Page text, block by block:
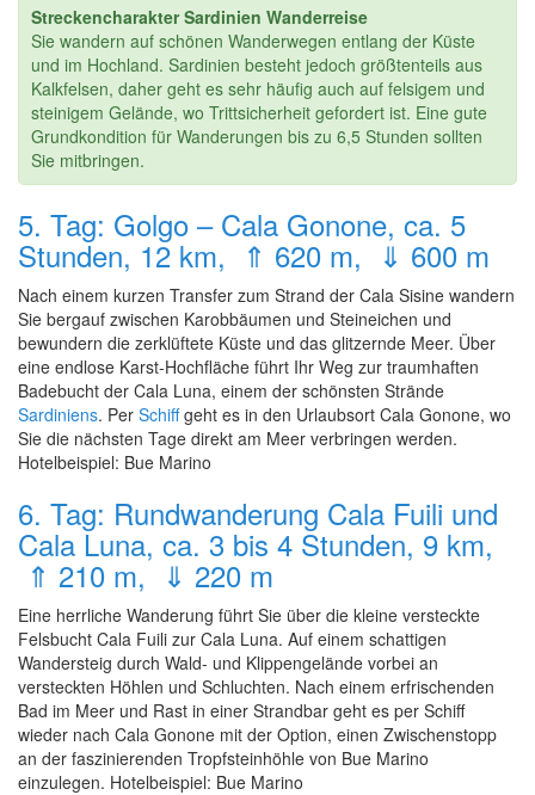
Streckencharakter Sardinien Wanderreise
Sie wandern auf schönen Wanderwegen entlang der Küste
und im Hochland. Sardinien besteht jedoch größtenteils aus
Kalkfelsen, daher geht es sehr häufig auch auf felsigem und
steinigem Gelände, wo Trittsicherheit gefordert ist. Eine gute
Grundkondition für Wanderungen bis zu 6,5 Stunden sollten
Sie mitbringen.
5. Tag: Golgo – Cala Gonone, ca. 5
Stunden, 12 km, ⇑ 620 m, ⇓ 600 m
Nach einem kurzen Transfer zum Strand der Cala Sisine wandern
Sie bergauf zwischen Karobbäumen und Steineichen und
bewundern die zerklüftete Küste und das glitzernde Meer. Über
eine endlose Karst-Hochfläche führt Ihr Weg zur traumhaften
Badebucht der Cala Luna, einem der schönsten Strände
Sardiniens. Per Schiffgeht es in den Urlaubsort Cala Gonone, wo
Sie die nächsten Tage direkt am Meer verbringen werden.
Hotelbeispiel: Bue Marino
6. Tag: Rundwanderung Cala Fuili und
Cala Luna, ca. 3 bis 4 Stunden, 9 km,
⇑ 210 m, ⇓ 220 m
Eine herrliche Wanderung führt Sie über die kleine versteckte
Felsbucht Cala Fuili zur Cala Luna. Auf einem schattigen
Wandersteig durch Wald- und Klippengelände vorbei an
versteckten Höhlen und Schluchten. Nach einem erfrischenden
Bad im Meer und Rast in einer Strandbar geht es per Schiff
wieder nach Cala Gonone mit der Option, einen Zwischenstopp
an der faszinierenden Tropfsteinhöhle von Bue Marino
einzulegen. Hotelbeispiel: Bue Marino